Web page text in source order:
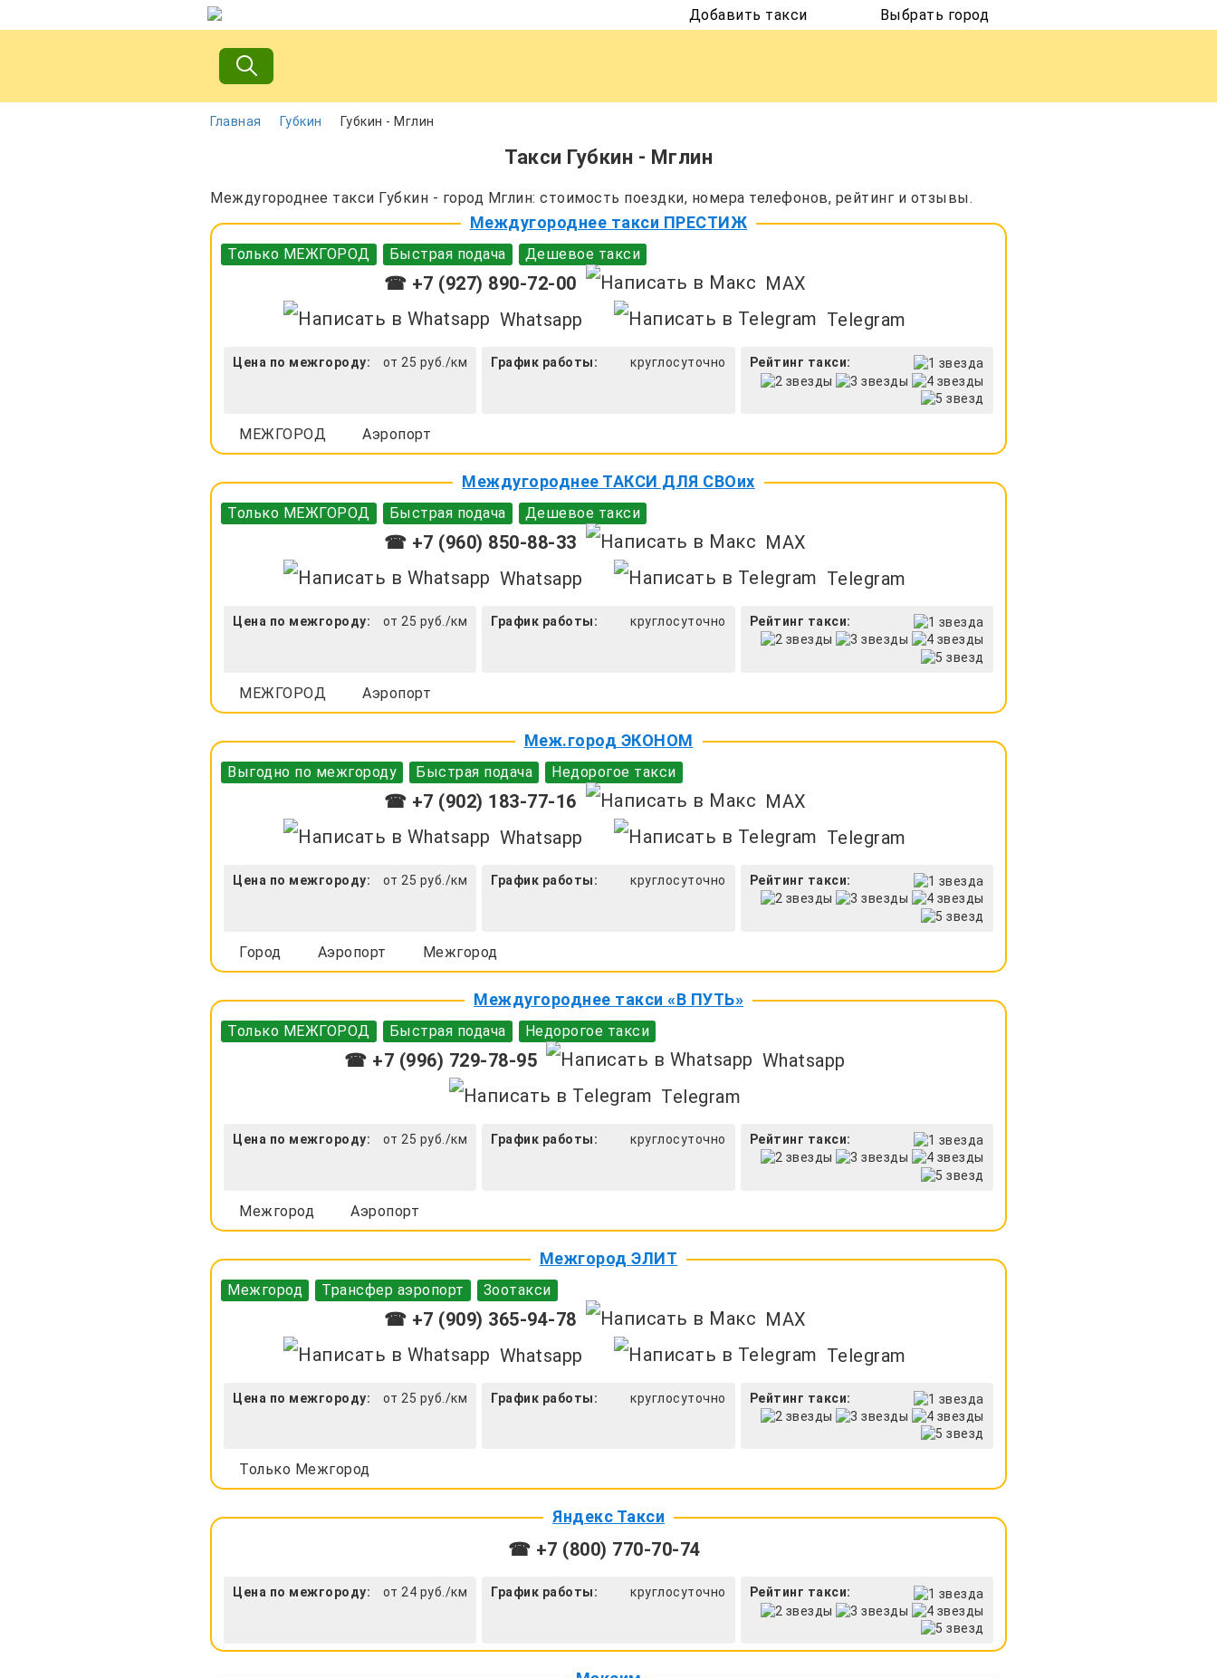
Добавить такси Выбрать город
Главная Губкин Губкин - Мглин
Такси Губкин - Мглин
Междугороднее такси Губкин - город Мглин: стоимость поездки, номера телефонов, рейтинг и отзывы.
Междугороднее такси ПРЕСТИЖ
Только МЕЖГОРОД Быстрая подача Дешевое такси
☎ +7 (927) 890-72-00
MAX
Whatsapp
Telegram
Цена по межгороду: от 25 руб./км График работы: круглосуточно Рейтинг такси:
МЕЖГОРОД Аэропорт
Междугороднее ТАКСИ ДЛЯ СВОих
Только МЕЖГОРОД Быстрая подача Дешевое такси
☎ +7 (960) 850-88-33
MAX
Whatsapp
Telegram
Цена по межгороду: от 25 руб./км График работы: круглосуточно Рейтинг такси:
МЕЖГОРОД Аэропорт
Меж.город ЭКОНОМ
Выгодно по межгороду Быстрая подача Недорогое такси
☎ +7 (902) 183-77-16
MAX
Whatsapp
Telegram
Цена по межгороду: от 25 руб./км График работы: круглосуточно Рейтинг такси:
Город Аэропорт Межгород
Междугороднее такси «В ПУТЬ»
Только МЕЖГОРОД Быстрая подача Недорогое такси
☎ +7 (996) 729-78-95
Whatsapp
Telegram
Цена по межгороду: от 25 руб./км График работы: круглосуточно Рейтинг такси:
Межгород Аэропорт
Межгород ЭЛИТ
Межгород Трансфер аэропорт Зоотакси
☎ +7 (909) 365-94-78
MAX
Whatsapp
Telegram
Цена по межгороду: от 25 руб./км График работы: круглосуточно Рейтинг такси:
Только Межгород
Яндекс Такси
☎ +7 (800) 770-70-74
Цена по межгороду: от 24 руб./км График работы: круглосуточно Рейтинг такси: